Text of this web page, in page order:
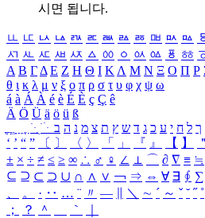
시면 됩니다.
ㅥ ㅦ ㅧ ㅨ ㅩ ㅪ ㅫ ㅬ ㅭ ㅮ ㅯ ㅰ
ㅺ ㅻ ㅼ ㅽ ㅾ ㅿ ㆀ ㆁ ㆂ ㆃ ㆄ ㆅ
Α Β ΓΔ Ε Ζ Η Θ Ι ΚΛ Μ Ν Ξ Ο Π Ρ
θ ι κ λ μ ν ξ ο π ρ σ τ υ φ χ ψ ω
á à Á À é è É È ç Ç ê
Ä Ö Ü ä ö ü ß
ִֶֹ ֻּ ׁׂ ך ל ח י ע כ ג ד ש ץ ת צ מ נ ה ב
‘ ’ “ ” 〔 〕 〈 〉 「 」 『 』 【 】 ＂
± × ÷ ≠ ≤ ≥ ∞ ∴ ♂ ♀ ∠ ⊥ ⌒ ∂ ∇ ≡ ≒
⊆ ⊇ ⊂ ⊃ ∪ ∩ ∧ ∨ ￢ ⇒ ⇔ ∀ ∃ ∮ ∑
、
。 · ‥ … ¨ 〃 ― ＼ ∼ ´ ～ ˇ ˘ ˝ ˚
；
？ ＾ ｀